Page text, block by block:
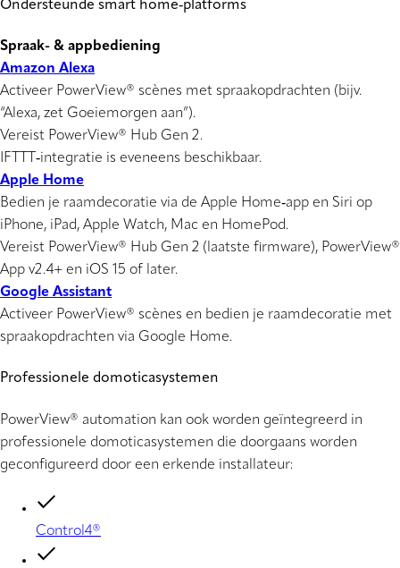
Ondersteunde smart home‑platforms
Spraak- & appbediening
Amazon Alexa
Activeer PowerView® scènes met spraakopdrachten (bijv.
“Alexa, zet Goeiemorgen aan”).
Vereist PowerView® Hub Gen 2.
IFTTT‑integratie is eveneens beschikbaar.
Apple Home
Bedien je raamdecoratie via de Apple Home‑app en Siri op
iPhone, iPad, Apple Watch, Mac en HomePod.
Vereist PowerView® Hub Gen 2 (laatste firmware), PowerView®
App v2.4+ en iOS 15 of later.
Google Assistant
Activeer PowerView® scènes en bedien je raamdecoratie met
spraakopdrachten via Google Home.
Professionele domoticasystemen
PowerView® automation kan ook worden geïntegreerd in
professionele domoticasystemen die doorgaans worden
geconfigureerd door een erkende installateur:
Control4®